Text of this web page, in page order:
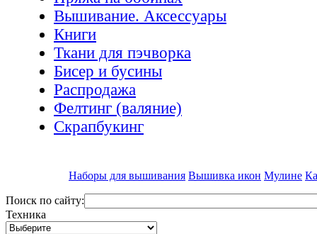
Вышивание. Аксессуары
Книги
Ткани для пэчворка
Бисер и бусины
Распродажа
Фелтинг (валяние)
Скрапбукинг
Наборы для вышивания Вышивка икон Мулине
Поиск по сайту:
Техника